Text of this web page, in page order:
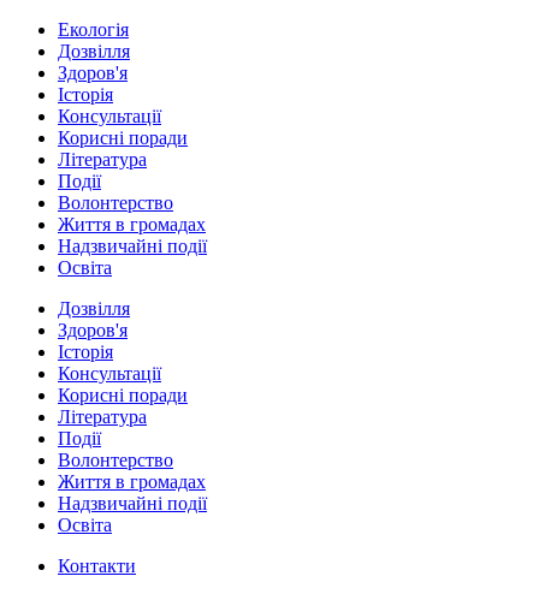
Екологія
Дозвілля
Здоров'я
Історія
Консультації
Корисні поради
Література
Події
Волонтерство
Життя в громадах
Надзвичайні події
Освіта
Дозвілля
Здоров'я
Історія
Консультації
Корисні поради
Література
Події
Волонтерство
Життя в громадах
Надзвичайні події
Освіта
Контакти